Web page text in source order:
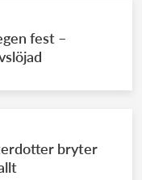
fest –
bryter